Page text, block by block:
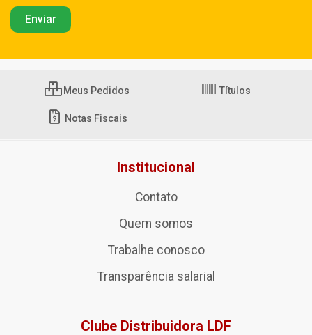
Meus Pedidos Títulos
Notas Fiscais
Institucional
Contato
Quem somos
Trabalhe conosco
Transparência salarial
Clube Distribuidora LDF